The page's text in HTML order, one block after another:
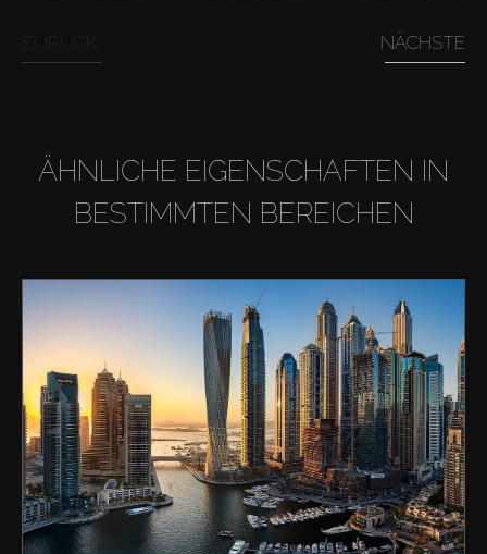
NÄCHSTE
ÄHNLICHE EIGENSCHAFTEN IN
BESTIMMTEN BEREICHEN